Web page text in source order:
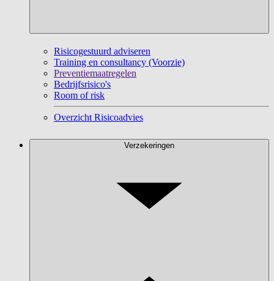
Risicogestuurd adviseren
Training en consultancy (Voorzie)
Preventiemaatregelen
Bedrijfsrisico's
Room of risk
Overzicht Risicoadvies
Verzekeringen